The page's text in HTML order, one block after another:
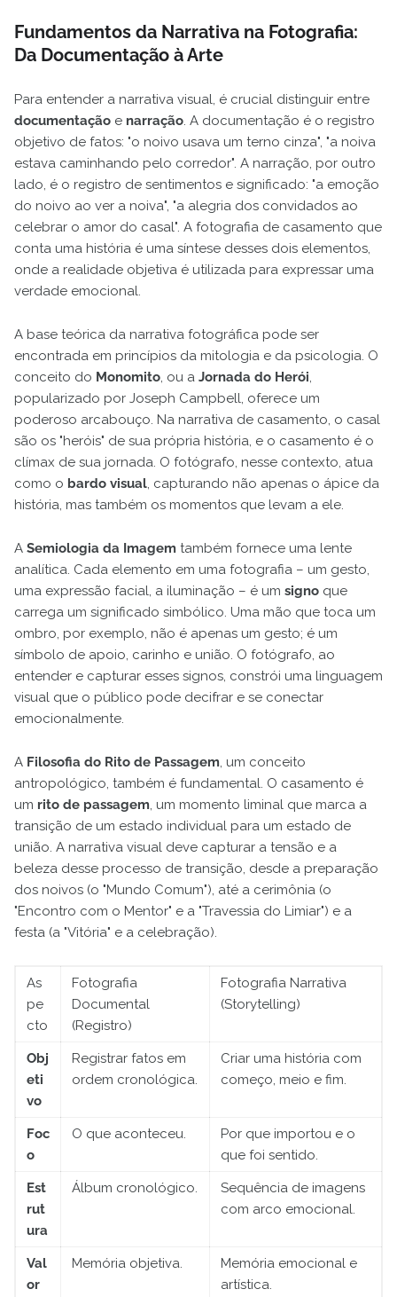
Fundamentos da Narrativa na Fotografia:
Da Documentação à Arte
Para entender a narrativa visual, é crucial distinguir entre
documentação e narração. A documentação é o registro
objetivo de fatos: "o noivo usava um terno cinza", "a noiva
estava caminhando pelo corredor". A narração, por outro
lado, é o registro de sentimentos e significado: "a emoção
do noivo ao ver a noiva", "a alegria dos convidados ao
celebrar o amor do casal". A fotografia de casamento que
conta uma história é uma síntese desses dois elementos,
onde a realidade objetiva é utilizada para expressar uma
verdade emocional.
A base teórica da narrativa fotográfica pode ser
encontrada em princípios da mitologia e da psicologia. O
conceito do Monomito, ou a Jornada do Herói,
popularizado por Joseph Campbell, oferece um
poderoso arcabouço. Na narrativa de casamento, o casal
são os "heróis" de sua própria história, e o casamento é o
clímax de sua jornada. O fotógrafo, nesse contexto, atua
como o bardo visual, capturando não apenas o ápice da
história, mas também os momentos que levam a ele.
A Semiologia da Imagem também fornece uma lente
analítica. Cada elemento em uma fotografia – um gesto,
uma expressão facial, a iluminação – é um signo que
carrega um significado simbólico. Uma mão que toca um
ombro, por exemplo, não é apenas um gesto; é um
símbolo de apoio, carinho e união. O fotógrafo, ao
entender e capturar esses signos, constrói uma linguagem
visual que o público pode decifrar e se conectar
emocionalmente.
A Filosofia do Rito de Passagem, um conceito
antropológico, também é fundamental. O casamento é
um rito de passagem, um momento liminal que marca a
transição de um estado individual para um estado de
união. A narrativa visual deve capturar a tensão e a
beleza desse processo de transição, desde a preparação
dos noivos (o "Mundo Comum"), até a cerimônia (o
"Encontro com o Mentor" e a "Travessia do Limiar") e a
festa (a "Vitória" e a celebração).
As
pe
cto
Fotografia
Documental
(Registro)
Fotografia Narrativa
(Storytelling)
Obj
eti
vo
Registrar fatos em
ordem cronológica.
Criar uma história com
começo, meio e fim.
Foc
o
O que aconteceu.
Por que importou e o
que foi sentido.
Est
rut
ura
Álbum cronológico.
Sequência de imagens
com arco emocional.
Val
or
Memória objetiva.
Memória emocional e
artística.